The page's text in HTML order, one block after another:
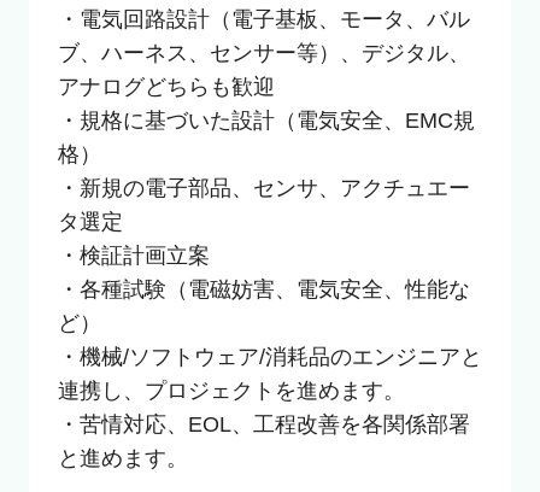
・電気回路設計（電子基板、モータ、バル
ブ、ハーネス、センサー等）、デジタル、
アナログどちらも歓迎
・規格に基づいた設計（電気安全、EMC規
格）
・新規の電子部品、センサ、アクチュエー
タ選定
・検証計画立案
・各種試験（電磁妨害、電気安全、性能な
ど）
・機械/ソフトウェア/消耗品のエンジニアと
連携し、プロジェクトを進めます。
・苦情対応、EOL、工程改善を各関係部署
と進めます。